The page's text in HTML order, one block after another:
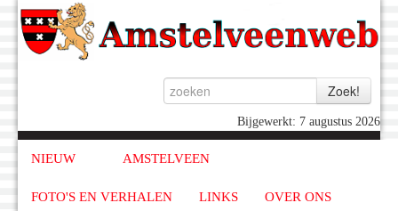
Bijgewerkt: 7 augustus 2026
NIEUW AMSTELVEEN
FOTO'S EN VERHALEN LINKS OVER ONS